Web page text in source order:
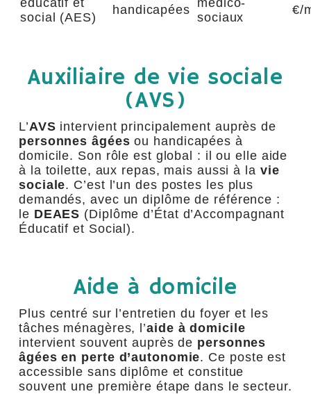
social (AES)
handicapées
sociaux
€/
Auxiliaire de vie sociale
(AVS)
L’AVS intervient principalement auprès de
personnes âgées ou handicapées à
domicile. Son rôle est global : il ou elle aide
à la toilette, aux repas, mais aussi à la vie
sociale. C’est l’un des postes les plus
demandés, avec un diplôme de référence :
le DEAES (Diplôme d’État d’Accompagnant
Éducatif et Social).
Aide à domicile
Plus centré sur l’entretien du foyer et les
tâches ménagères, l’aide à domicile
intervient souvent auprès de personnes
âgées en perte d’autonomie. Ce poste est
accessible sans diplôme et constitue
souvent une première étape dans le secteur.